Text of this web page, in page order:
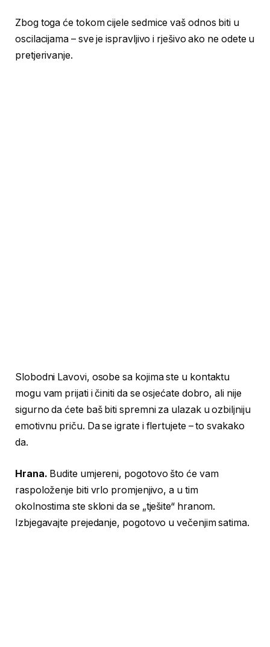
Zbog toga će tokom cijele sedmice vaš odnos biti u
oscilacijama – sve je ispravljivo i rješivo ako ne odete u
pretjerivanje.
Slobodni Lavovi, osobe sa kojima ste u kontaktu
mogu vam prijati i činiti da se osjećate dobro, ali nije
sigurno da ćete baš biti spremni za ulazak u ozbiljniju
emotivnu priču. Da se igrate i flertujete – to svakako
da.
Hrana. Budite umjereni, pogotovo što će vam
raspoloženje biti vrlo promjenjivo, a u tim
okolnostima ste skloni da se „tješite“ hranom.
Izbjegavajte prejedanje, pogotovo u večenjim satima.